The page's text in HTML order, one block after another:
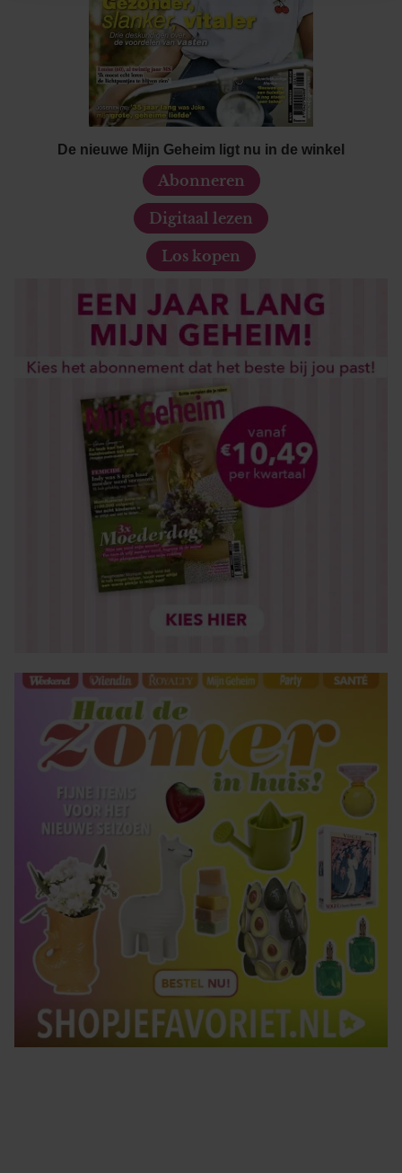
informatie over uw gebruik van onze site met onze
partners voor social media, adverteren en analyse. Deze
partners kunnen deze gegevens combineren met andere
informatie die u aan ze heeft verstrekt of die ze hebben
verzameld op basis van uw gebruik van hun services. U
gaat akkoord met onze cookies als u onze website blijft
gebruiken.De nieuwe Mijn Geheim ligt nu in de winkel
Abonneren
Digitaal lezen
Los kopen